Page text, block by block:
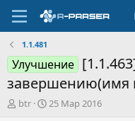
1.1.481
Улучшение
завершению(имя
А
btr
Д
25 Мар 2016